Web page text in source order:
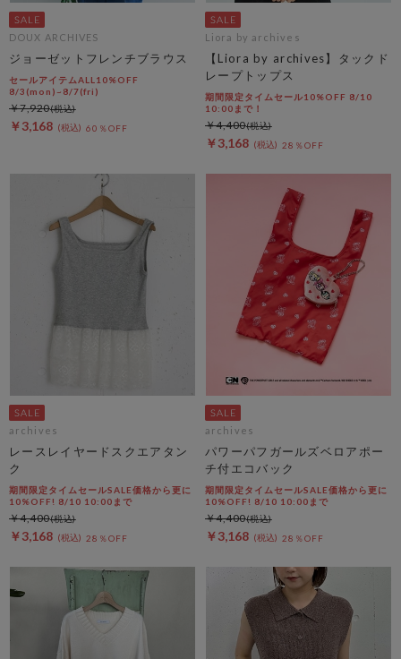
DOUX ARCHIVES
ジョーゼットフレンチブラウス
セールアイテムALL10%OFF
8/3(mon)~8/7(fri)
￥3,168 60％OFF
￥7,920
Liora by archives
【Liora by archives】タックド
レープトップス
期間限定タイムセール10%OFF 8/10
10:00まで！
￥3,168 28％OFF
￥4,400
archives
レースレイヤードスクエアタン
ク
期間限定タイムセールSALE価格から更に
10%OFF! 8/10 10:00まで
￥3,168 28％OFF
￥4,400
archives
パワーパフガールズベロアポー
チ付エコバック
期間限定タイムセールSALE価格から更に
10%OFF! 8/10 10:00まで
￥3,168 28％OFF
￥4,400